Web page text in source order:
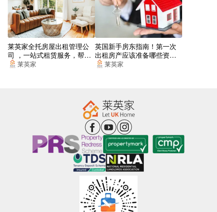
Furness Road (Stop W)
Nightingale Road (Stop G)
肯萨尔格林
Mitre Way Wormwood Scrubs (Stop H)
Old Oak Lane Atlas Road (Stop J)
Willesden Junction Overground Station
莱英家全托房屋出租管理公
司 ，一站式租赁服务，帮你
找到梦想的居所
莱英家
英国新手房东指南！第一次
出租房产应该准备哪些资
料？莱英家